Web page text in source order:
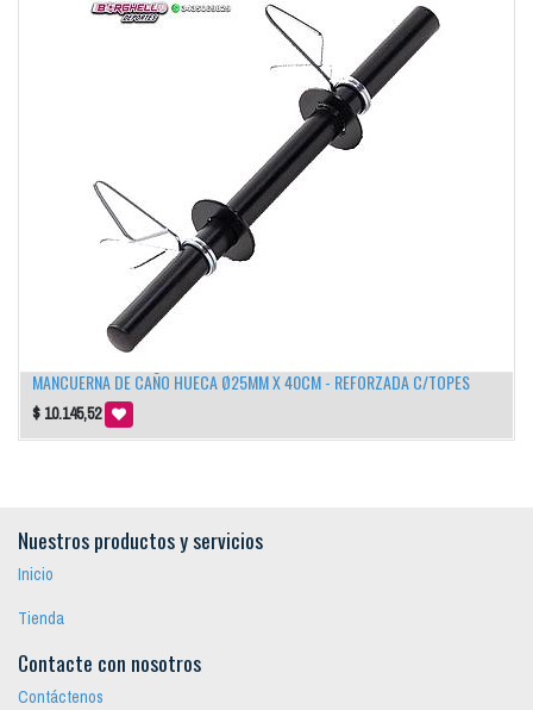
MANCUERNA DE CAÑO HUECA Ø25MM X 40CM - REFORZADA C/TOPES
$ 10.145,52
Nuestros productos y servicios
Inicio
Tienda
Contacte con nosotros
Contáctenos